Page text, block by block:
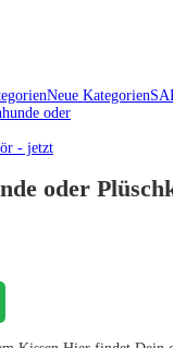
Neue Kategorien
oder